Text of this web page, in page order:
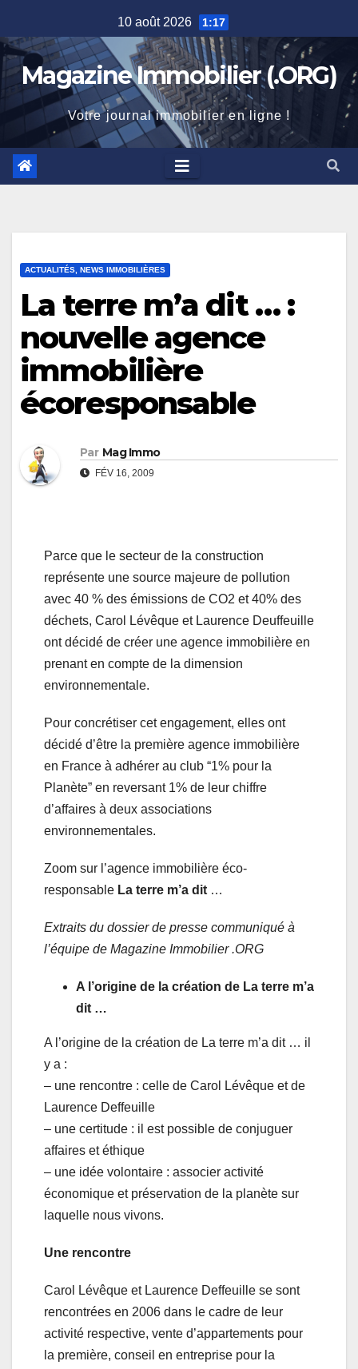
to
content
10 août 2026 1:17
Magazine Immobilier (.ORG)
Votre journal immobilier en ligne !
ACTUALITÉS, NEWS IMMOBILIÈRES
La terre m’a dit … :
nouvelle agence
immobilière
écoresponsable
Par Mag Immo
FÉV 16, 2009
Parce que le secteur de la construction
représente une source majeure de pollution
avec 40 % des émissions de CO2 et 40% des
déchets, Carol Lévêque et Laurence Deuffeuille
ont décidé de créer une agence immobilière en
prenant en compte de la dimension
environnementale.
Pour concrétiser cet engagement, elles ont
décidé d’être la première agence immobilière
en France à adhérer au club “1% pour la
Planète” en reversant 1% de leur chiffre
d’affaires à deux associations
environnementales.
Zoom sur l’agence immobilière éco-
responsable La terre m’a dit …
Extraits du dossier de presse communiqué à
l’équipe de Magazine Immobilier .ORG
A l’origine de la création de La terre m’a
dit …
A l’origine de la création de La terre m’a dit … il
y a :
– une rencontre : celle de Carol Lévêque et de
Laurence Deffeuille
– une certitude : il est possible de conjuguer
affaires et éthique
– une idée volontaire : associer activité
économique et préservation de la planète sur
laquelle nous vivons.
Une rencontre
Carol Lévêque et Laurence Deffeuille se sont
rencontrées en 2006 dans le cadre de leur
activité respective, vente d’appartements pour
la première, conseil en entreprise pour la